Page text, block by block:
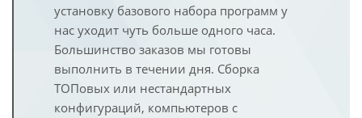
установку базового набора программ у
нас уходит чуть больше одного часа.
Большинство заказов мы готовы
выполнить в течении дня. Сборка
ТОПовых или нестандартных
конфигураций, компьютеров с